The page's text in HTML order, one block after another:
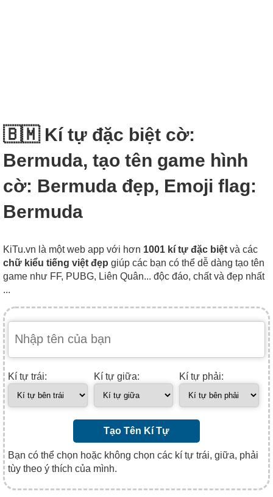
🇧🇲 Kí tự đặc biệt cờ:
Bermuda, tạo tên game hình
cờ: Bermuda đẹp, Emoji flag:
Bermuda
KiTu.vn là một web app với hơn 1001 kí tự đặc biệt và các
chữ kiểu tiếng việt đẹp giúp các bạn có thể dễ dàng tạo tên
game như FF, PUBG, Liên Quân... độc đáo, chất và đẹp nhất
...
Kí tự trái: Kí tự giữa: Kí tự phải:
Tạo Tên Kí Tự
Bạn có thể chọn hoặc không chọn các kí tự trái, giữa, phải
tùy theo ý thích của mình.